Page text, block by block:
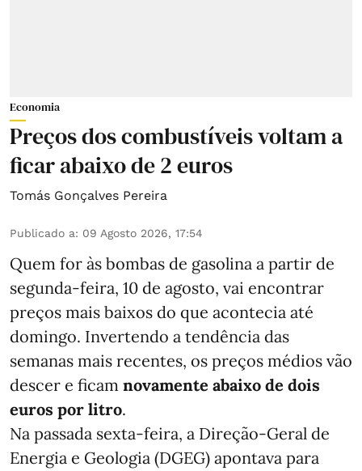
Economia
Preços dos combustíveis voltam a
ficar abaixo de 2 euros
Tomás Gonçalves Pereira
Publicado a: 09 Agosto 2026, 17:54
Quem for às bombas de gasolina a partir de
segunda-feira, 10 de agosto, vai encontrar
preços mais baixos do que acontecia até
domingo. Invertendo a tendência das
semanas mais recentes, os preços médios vão
descer e ficam novamente abaixo de dois
euros por litro.
Na passada sexta-feira, a Direção-Geral de
Energia e Geologia (DGEG) apontava para